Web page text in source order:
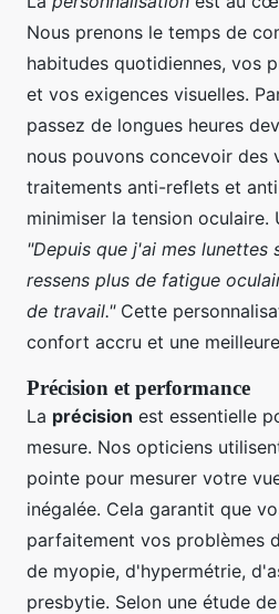
Nous prenons le temps de
habitudes quotidiennes, vos
et vos exigences visuelles.
passez de longues heures
nous pouvons concevoir des
traitements anti-reflets et
minimiser la tension oculaire.
"Depuis que j'ai mes lunettes
ressens plus de fatigue
de travail."Cette
confort accru et une
Précision et performance
La précision est essentielle
mesure. Nos opticiens
pointe pour mesurer votre
inégalée. Cela garantit que
parfaitement vos problèmes
de myopie, d'hypermétrie,
presbytie. Selon une étude